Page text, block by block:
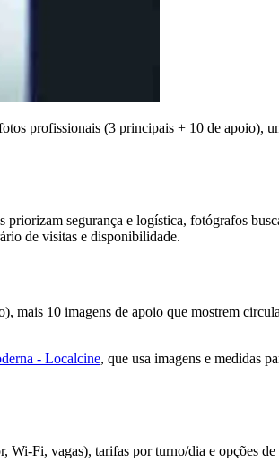
profissionais (3 principais + 10 de apoio),
priorizam segurança e logística, fotógrafos
de visitas e disponibilidade.
mais 10 imagens de apoio que mostrem
- Localcine, que usa imagens e medidas
vagas), tarifas por turno/dia e opções